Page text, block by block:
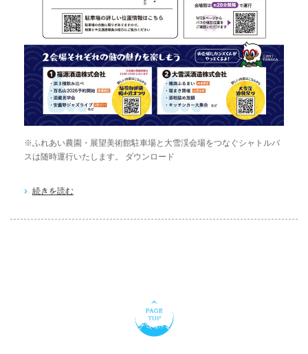
※ふれあい農園・展望美術館駐車場と大雪渓会場をつなぐシャトルバ
スは随時運行いたします。 ダウンロード
続きを読む